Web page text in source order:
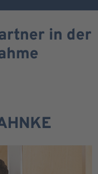
in der